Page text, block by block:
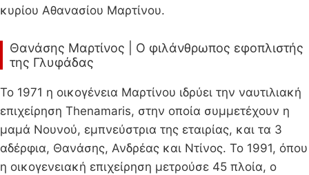
κυρίου Αθανασίου Μαρτίνου.
Θανάσης Μαρτίνος | Ο φιλάνθρωπος εφοπλιστής
της Γλυφάδας
Το 1971 η οικογένεια Μαρτίνου ιδρύει την ναυτιλιακή
επιχείρηση Thenamaris, στην οποία συμμετέχουν η
μαμά Νουνού, εμπνεύστρια της εταιρίας, και τα 3
αδέρφια, Θανάσης, Ανδρέας και Ντίνος. Το 1991, όπου
η οικογενειακή επιχείρηση μετρούσε 45 πλοία, ο